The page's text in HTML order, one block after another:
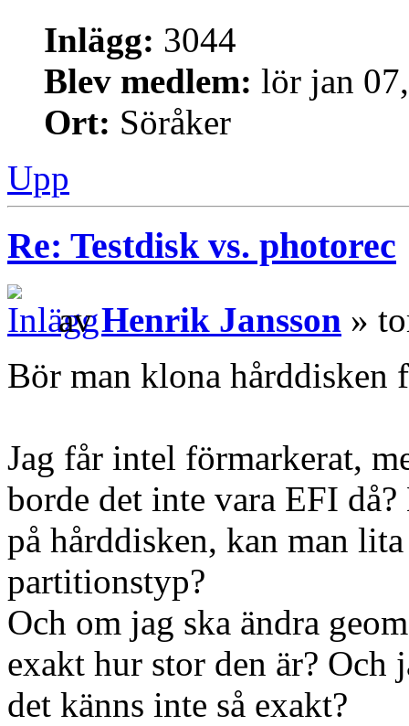
Inlägg: 3044
Blev medlem: lör jan
Ort: Söråker
Upp
Re: Testdisk vs. photorec
avHenrik Jansson »
Bör man klona hårddisken
Jag får intel förmarkerat,
borde det inte vara EFI
på hårddisken, kan man
partitionstyp?
Och om jag ska ändra
exakt hur stor den är? Och
det känns inte så exakt?